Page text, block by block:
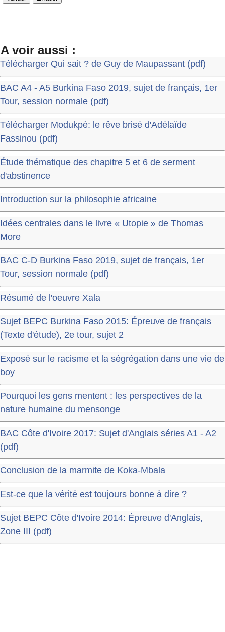
A voir aussi :
Télécharger Qui sait ? de Guy de Maupassant (pdf)
BAC A4 - A5 Burkina Faso 2019, sujet de français, 1er
Tour, session normale (pdf)
Télécharger Modukpè: le rêve brisé d'Adélaïde
Fassinou (pdf)
Étude thématique des chapitre 5 et 6 de serment
d'abstinence
Introduction sur la philosophie africaine
Idées centrales dans le livre « Utopie » de Thomas
More
BAC C-D Burkina Faso 2019, sujet de français, 1er
Tour, session normale (pdf)
Résumé de l'oeuvre Xala
Sujet BEPC Burkina Faso 2015: Épreuve de français
(Texte d'étude), 2e tour, sujet 2
Exposé sur le racisme et la ségrégation dans une vie de
boy
Pourquoi les gens mentent : les perspectives de la
nature humaine du mensonge
BAC Côte d'Ivoire 2017: Sujet d'Anglais séries A1 - A2
(pdf)
Conclusion de la marmite de Koka-Mbala
Est-ce que la vérité est toujours bonne à dire ?
Sujet BEPC Côte d'Ivoire 2014: Épreuve d'Anglais,
Zone III (pdf)